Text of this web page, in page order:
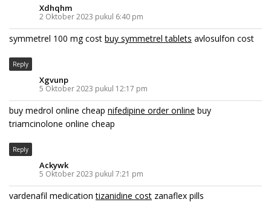
Xdhqhm
2 Oktober 2023 pukul 6:40 pm
symmetrel 100 mg cost buy symmetrel tablets avlosulfon cost
Reply
Xgvunp
5 Oktober 2023 pukul 12:17 pm
buy medrol online cheap nifedipine order online buy
triamcinolone online cheap
Reply
Ackywk
5 Oktober 2023 pukul 7:21 pm
vardenafil medicationtizanidine cost zanaflex pills